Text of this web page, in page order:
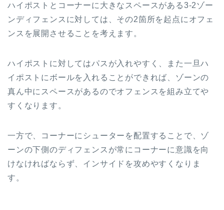
ハイポストとコーナーに大きなスペースがある3-2ゾー
ンディフェンスに対しては、その2箇所を起点にオフェ
ンスを展開させることを考えます。
ハイポストに対してはパスが入れやすく、また一旦ハ
イポストにボールを入れることができれば、ゾーンの
真ん中にスペースがあるのでオフェンスを組み立てや
すくなります。
一方で、コーナーにシューターを配置することで、ゾ
ーンの下側のディフェンスが常にコーナーに意識を向
けなければならず、インサイドを攻めやすくなりま
す。